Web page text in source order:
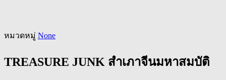
หมวดหมู่ None
TREASURE JUNK สำเภาจีนมหาสมบัติ